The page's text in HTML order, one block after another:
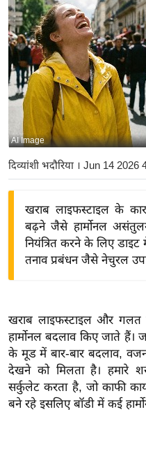
ष्ट्री
य
अं
त
र्रा
ष्ट्री
य
बि
ज़
ने
द्यो
वि
शे
ष
ज्ञ
रा
AI Image
दिव्यांशी भदौरिया । Jun 14 2026
खराब लाइफस्टाइल के
बढ़ने जैसे हार्मोनल
नियंत्रित करने के लिए डाइट
तनाव प्रबंधन जैसे नेचुरल
खराब लाइफस्टाइल और गलत
हार्मोनल बदलाव किए जाते हैं।
के मूड में बार-बार बदलाव,
देखने को मिलता है। हमारे
सर्कुलेट करता है, जो काफी
बने रहे इसलिए बॉडी में कई